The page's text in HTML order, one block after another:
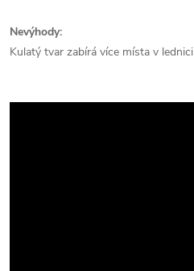
Nevýhody:
Kulatý tvar zabírá více místa v lednici